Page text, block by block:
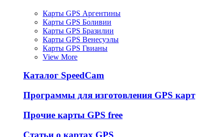
Карты GPS Аргентины
Карты GPS Боливии
Карты GPS Бразилии
Карты GPS Венесуэлы
Карты GPS Гвианы
View More
Каталог SpeedCam
Программы для изготовления GPS карт
Прочие карты GPS free
Статьи о картах GPS